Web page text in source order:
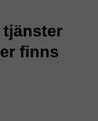
tjänster
finns